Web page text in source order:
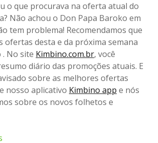
o que procurava na oferta atual do
Não achou o Don Papa Baroko em
tem problema! Recomendamos que
ofertas desta e da próxima semana
. No site Kimbino.com.br, você
diário das promoções atuais. E
sobre as melhores ofertas
nosso aplicativo Kimbino app e nós
sobre os novos folhetos e